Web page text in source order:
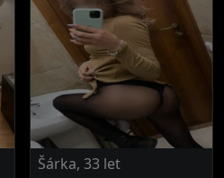
Šárka, 33 let